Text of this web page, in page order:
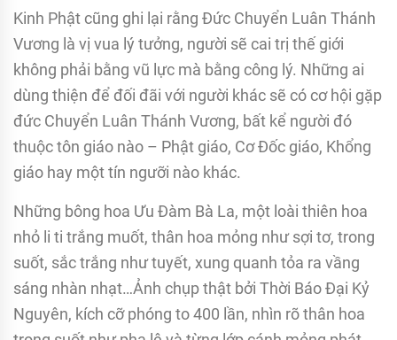
Kinh Phật cũng ghi lại rằng Đức Chuyển Luân Thánh
Vương là vị vua lý tưởng, người sẽ cai trị thế giới
không phải bằng vũ lực mà bằng công lý. Những ai
dùng thiện để đối đãi với người khác sẽ có cơ hội gặp
đức Chuyển Luân Thánh Vương, bất kể người đó
thuộc tôn giáo nào – Phật giáo, Cơ Đốc giáo, Khổng
giáo hay một tín ngưỡi nào khác.
Những bông hoa Ưu Đàm Bà La, một loài thiên hoa
nhỏ li ti trắng muốt, thân hoa mỏng như sợi tơ, trong
suốt, sắc trắng như tuyết, xung quanh tỏa ra vầng
sáng nhàn nhạt…Ảnh chụp thật bởi Thời Báo Đại Kỷ
Nguyên, kích cỡ phóng to 400 lần, nhìn rõ thân hoa